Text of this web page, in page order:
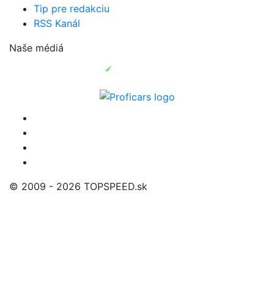
Tip pre redakciu
RSS Kanál
Naše médiá
© 2009 - 2026 TOPSPEED.sk